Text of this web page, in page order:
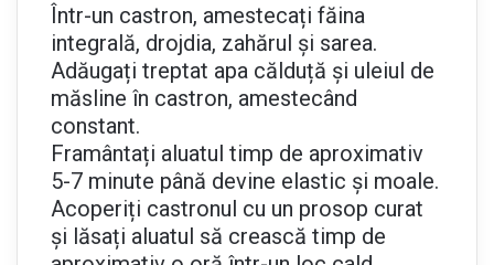
Într-un castron, amestecați făina
integrală, drojdia, zahărul și sarea.
Adăugați treptat apa călduță și uleiul de
măsline în castron, amestecând
constant.
Framântați aluatul timp de aproximativ
5-7 minute până devine elastic și moale.
Acoperiți castronul cu un prosop curat
și lăsați aluatul să crească timp de